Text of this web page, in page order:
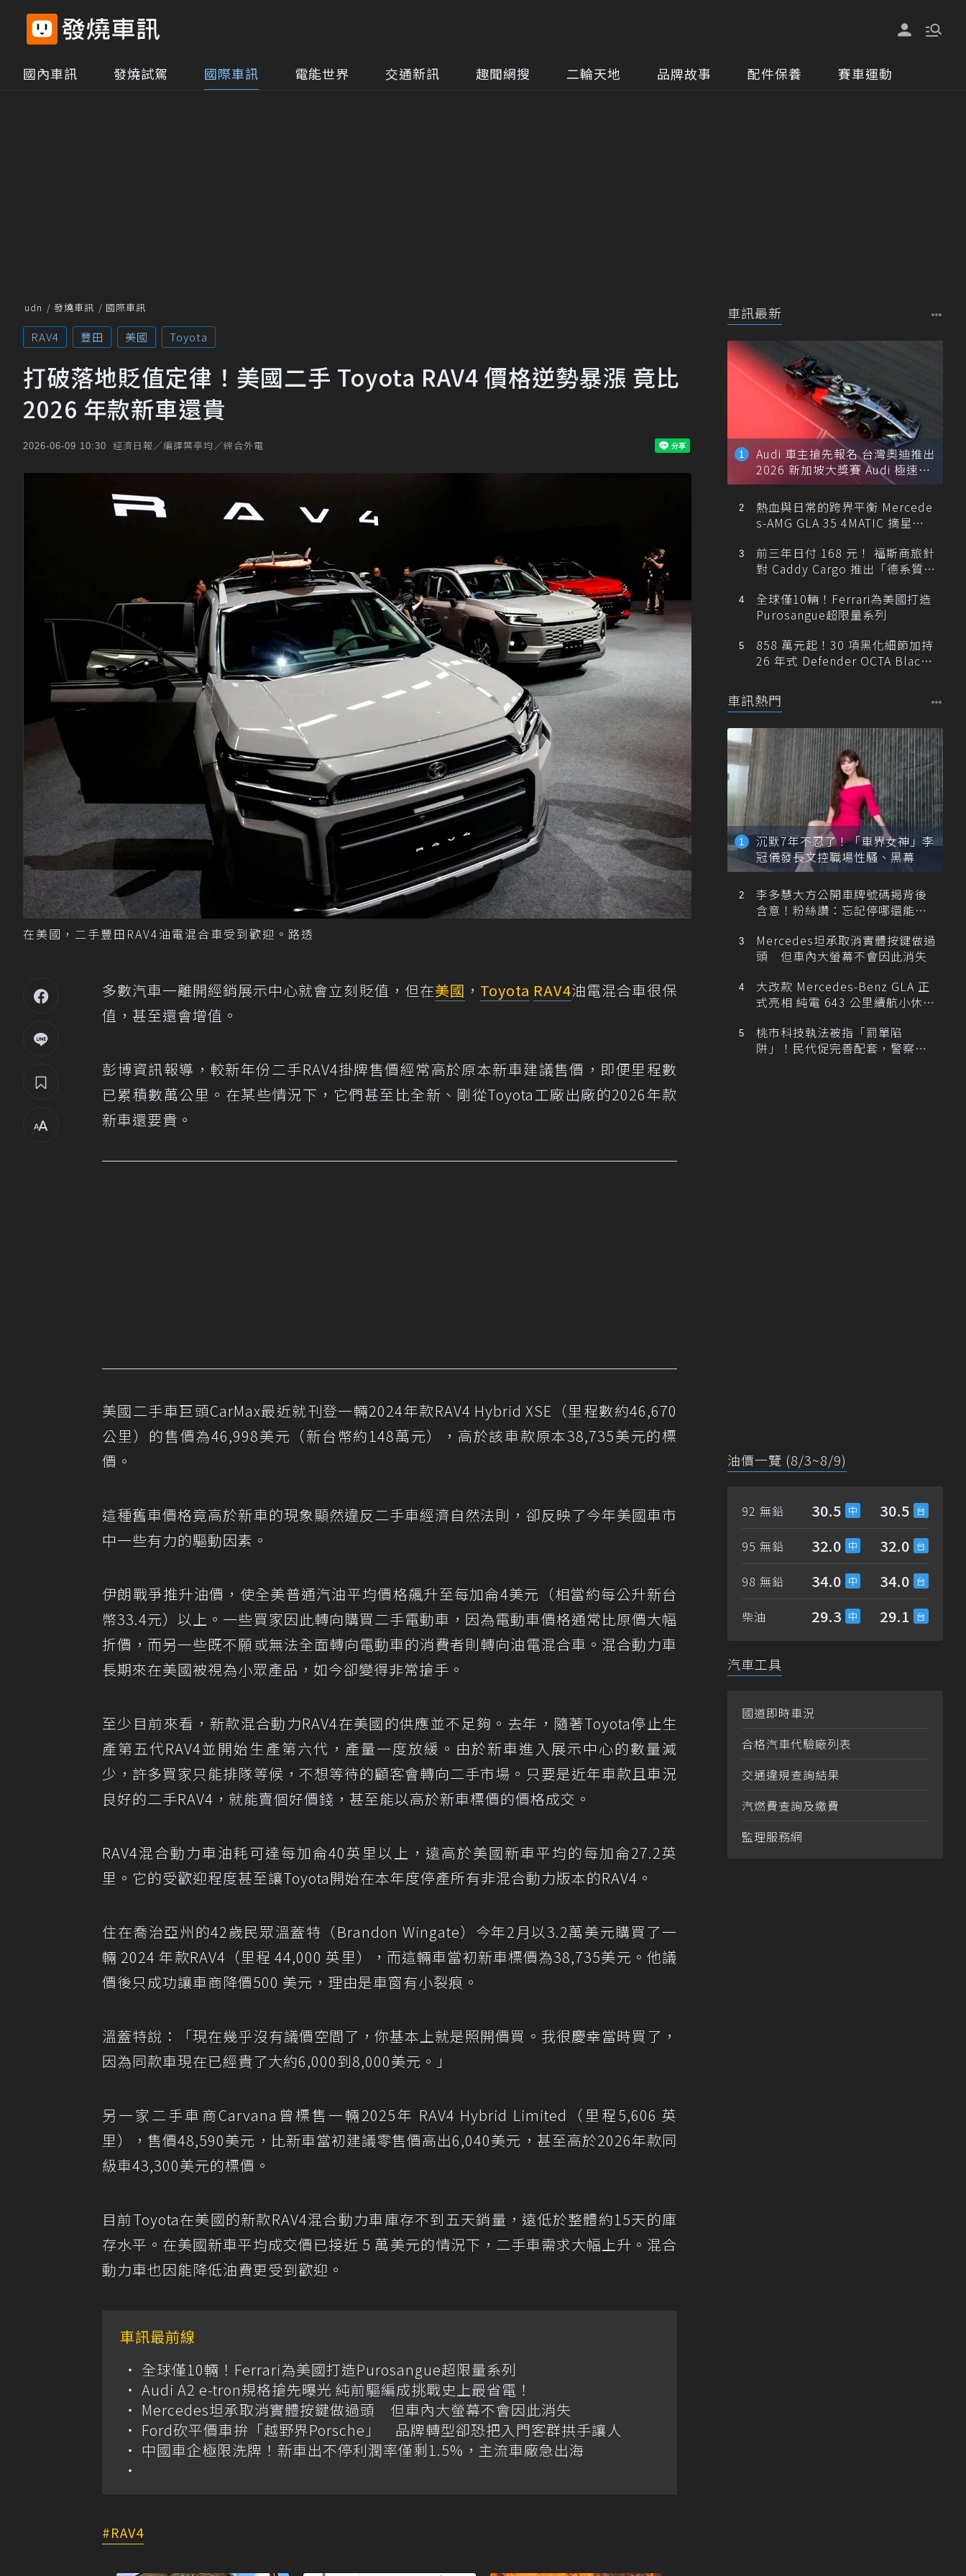
國內車訊 發燒試駕 國際車訊 電能世界 交通新訊 趣聞網搜 二輪天地 品牌故事 配件保養 賽車運動
udn 發燒車訊 國際車訊
RAV4 豐田 美國 Toyota
打破落地貶值定律！美國二手 Toyota RAV4 價格逆勢暴漲 竟比
2026 年款新車還貴
2026-06-09 10:30 經濟日報／編譯葉亭均／綜合外電
在美國，二手豐田RAV4油電混合車受到歡迎。路透
多數汽車一離開經銷展示中心就會立刻貶值，但在美國 ， Toyota RAV4油電混合車很保
值，甚至還會增值。
彭博資訊報導，較新年份二手RAV4掛牌售價經常高於原本新車建議售價，即便里程數
已累積數萬公里。在某些情況下，它們甚至比全新、剛從Toyota工廠出廠的2026年款
新車還要貴。
美國二手車巨頭CarMax最近就刊登一輛2024年款RAV4 Hybrid XSE（里程數約46,670
公里）的售價為46,998美元（新台幣約148萬元），高於該車款原本38,735美元的標
價。
這種舊車價格竟高於新車的現象顯然違反二手車經濟自然法則，卻反映了今年美國車市
中一些有力的驅動因素。
伊朗戰爭推升油價，使全美普通汽油平均價格飆升至每加侖4美元（相當約每公升新台
幣33.4元）以上。一些買家因此轉向購買二手電動車，因為電動車價格通常比原價大幅
折價，而另一些既不願或無法全面轉向電動車的消費者則轉向油電混合車。混合動力車
長期來在美國被視為小眾產品，如今卻變得非常搶手。
至少目前來看，新款混合動力RAV4在美國的供應並不足夠。去年，隨著Toyota停止生
產第五代RAV4並開始生產第六代，產量一度放緩。由於新車進入展示中心的數量減
少，許多買家只能排隊等候，不想等待的顧客會轉向二手市場。只要是近年車款且車況
良好的二手RAV4，就能賣個好價錢，甚至能以高於新車標價的價格成交。
RAV4混合動力車油耗可達每加侖40英里以上，遠高於美國新車平均的每加侖27.2英
里。它的受歡迎程度甚至讓Toyota開始在本年度停產所有非混合動力版本的RAV4。
住在喬治亞州的42歲民眾溫蓋特（Brandon Wingate）今年2月以3.2萬美元購買了一
輛 2024 年款RAV4（里程 44,000 英里），而這輛車當初新車標價為38,735美元。他議
價後只成功讓車商降價500 美元，理由是車窗有小裂痕。
溫蓋特說：「現在幾乎沒有議價空間了，你基本上就是照開價買。我很慶幸當時買了，
因為同款車現在已經貴了大約6,000到8,000美元。」
另一家二手車商Carvana曾標售一輛2025年 RAV4 Hybrid Limited（里程5,606 英
里），售價48,590美元，比新車當初建議零售價高出6,040美元，甚至高於2026年款同
級車43,300美元的標價。
目前Toyota在美國的新款RAV4混合動力車庫存不到五天銷量，遠低於整體約15天的庫
存水平。在美國新車平均成交價已接近 5 萬美元的情況下，二手車需求大幅上升。混合
動力車也因能降低油費更受到歡迎。
車訊最前線
全球僅10輛！Ferrari為美國打造Purosangue超限量系列
Audi A2 e-tron規格搶先曝光 純前驅編成挑戰史上最省電！
Mercedes坦承取消實體按鍵做過頭 但車內大螢幕不會因此消失
Ford砍平價車拚「越野界Porsche」 品牌轉型卻恐把入門客群拱手讓人
中國車企極限洗牌！新車出不停利潤率僅剩1.5%，主流車廠急出海
RAV4
車訊最新
Audi 車主搶先報名 台灣奧迪推出
2026 新加坡大獎賽 Audi 極速之
旅
熱血與日常的跨界平衡 Mercede
s-AMG GLA 35 4MATIC 摘星版
前三年日付 168 元！ 福斯商旅針
對 Caddy Cargo 推出「德系質感
全球僅10輛！Ferrari為美國打造
Purosangue超限量系列
858 萬元起！30 項黑化細節加持
26 年式 Defender OCTA Black
車訊熱門
沉默7年不忍了！「車界女神」李
冠儀發長文控職場性騷、黑幕
李多慧大方公開車牌號碼揭背後
含意！粉絲讚：忘記停哪還能幫
Mercedes坦承取消實體按鍵做過
頭 但車內大螢幕不會因此消失
大改款 Mercedes-Benz GLA 正
式亮相 純電 643 公里續航小休
桃市科技執法被指「罰單陷
阱」！民代促完善配套，警察局
油價一覽 (8/3~8/9)
92 無鉛 30.5 30.5
95 無鉛 32.0 32.0
98 無鉛 34.0 34.0
柴油 29.3 29.1
汽車工具
國道即時車況
合格汽車代驗廠列表
交通違規查詢結果
汽燃費查詢及繳費
監理服務網